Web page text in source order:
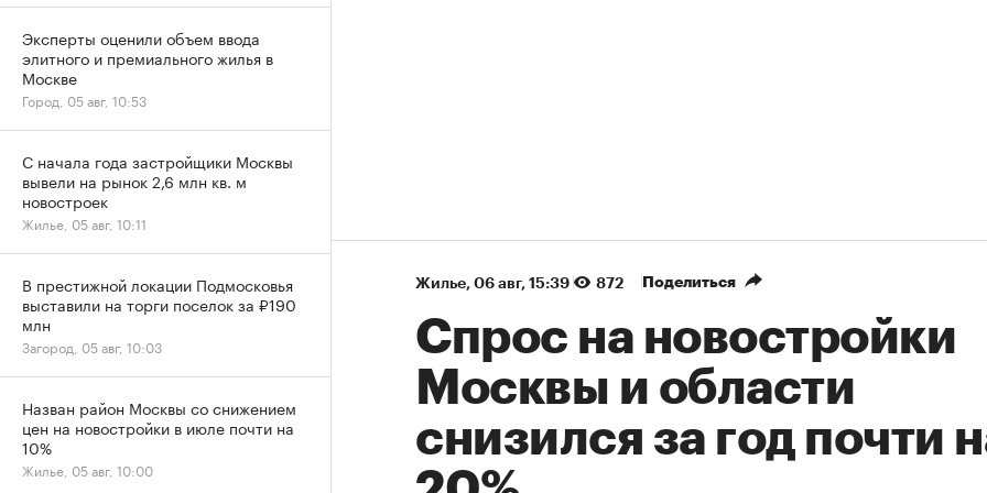
Жилье⁠, 06 авг, 15:39 872 Поделиться
Спрос на новостройки
Москвы и области
снизился за год почти
Эксперты оценили объем ввода
элитного и премиального жилья в
Москве
Город, 05 авг, 10:53
С начала года застройщики Москвы
вывели на рынок 2,6 млн кв. м
новостроек
Жилье, 05 авг, 10:11
В престижной локации Подмосковья
выставили на торги поселок за ₽190
млн
Загород, 05 авг, 10:03
Назван район Москвы со снижением
цен на новостройки в июле почти на
10%
Жилье, 05 авг, 10:00